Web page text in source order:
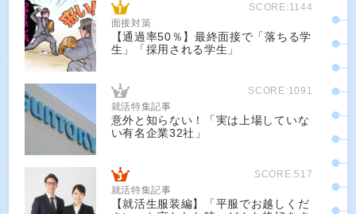
SCORE:1144
面接対策
【通過率50％】最終面接で「落ちる学
生」「採用される学生」
SCORE:1091
就活特集記事
意外と知らない！「実は上場していな
い有名企業32社」
SCORE:517
就活特集記事
【就活生服装編】「平服でお越しくだ